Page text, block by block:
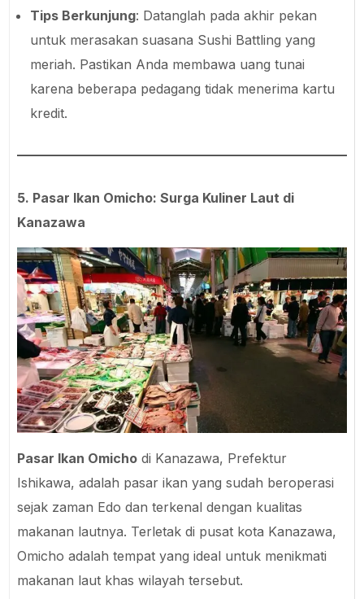
Tips Berkunjung: Datanglah pada akhir pekan
untuk merasakan suasana Sushi Battling yang
meriah. Pastikan Anda membawa uang tunai
karena beberapa pedagang tidak menerima kartu
kredit.
5. Pasar Ikan Omicho: Surga Kuliner Laut di
Kanazawa
Pasar Ikan Omicho di Kanazawa, Prefektur
Ishikawa, adalah pasar ikan yang sudah beroperasi
sejak zaman Edo dan terkenal dengan kualitas
makanan lautnya. Terletak di pusat kota Kanazawa,
Omicho adalah tempat yang ideal untuk menikmati
makanan laut khas wilayah tersebut.